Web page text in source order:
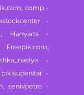
comp -
-
Harryarts -
-
pikisuperstar -
senivpetro -